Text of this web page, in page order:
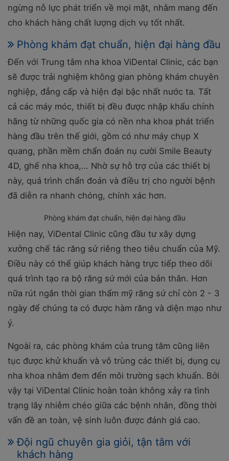
ngừng nỗ lực phát triển về mọi mặt, nhằm mang đến
cho khách hàng chất lượng dịch vụ tốt nhất.
Phòng khám đạt chuẩn, hiện đại hàng đầu
Đến với Trung tâm nha khoa ViDental Clinic, các bạn
sẽ được trải nghiệm không gian phòng khám chuyên
nghiệp, đẳng cấp và hiện đại bậc nhất nước ta. Tất
cả các máy móc, thiết bị đều được nhập khẩu chính
hãng từ những quốc gia có nền nha khoa phát triển
hàng đầu trên thế giới, gồm có như máy chụp X
quang, phần mềm chẩn đoán nụ cười Smile Beauty
4D, ghế nha khoa,… Nhờ sự hỗ trợ của các thiết bị
này, quá trình chẩn đoán và điều trị cho người bệnh
đã diễn ra nhanh chóng, chính xác hơn.
Phòng khám đạt chuẩn, hiện đại hàng đầu
Hiện nay, ViDental Clinic cũng đầu tư xây dựng
xưởng chế tác răng sứ riêng theo tiêu chuẩn của Mỹ.
Điều này có thể giúp khách hàng trực tiếp theo dõi
quá trình tạo ra bộ răng sứ mới của bản thân. Hơn
nữa rút ngắn thời gian thẩm mỹ răng sứ chỉ còn 2 - 3
ngày để chúng ta có được hàm răng và diện mạo như
ý.
Ngoài ra, các phòng khám của trung tâm cũng liên
tục được khử khuẩn và vô trùng các thiết bị, dụng cụ
nha khoa nhằm đem đến môi trường sạch khuẩn. Bởi
vậy tại ViDental Clinic hoàn toàn không xảy ra tình
trạng lây nhiễm chéo giữa các bệnh nhân, đồng thời
vấn đề an toàn, vệ sinh luôn được đánh giá cao.
Đội ngũ chuyên gia giỏi, tận tâm với
khách hàng